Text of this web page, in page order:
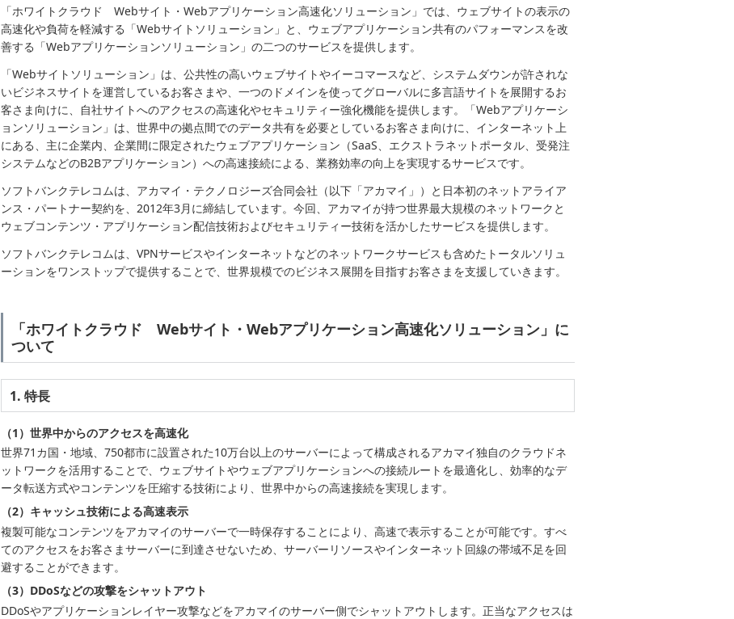
「ホワイトクラウド Webサイト・Webアプリケーション高速化ソリューション」では、ウェブサイトの表示の
高速化や負荷を軽減する「Webサイトソリューション」と、ウェブアプリケーション共有のパフォーマンスを改
善する「Webアプリケーションソリューション」の二つのサービスを提供します。
「Webサイトソリューション」は、公共性の高いウェブサイトやイーコマースなど、システムダウンが許されな
いビジネスサイトを運営しているお客さまや、一つのドメインを使ってグローバルに多言語サイトを展開するお
客さま向けに、自社サイトへのアクセスの高速化やセキュリティー強化機能を提供します。「Webアプリケーシ
ョンソリューション」は、世界中の拠点間でのデータ共有を必要としているお客さま向けに、インターネット上
にある、主に企業内、企業間に限定されたウェブアプリケーション（SaaS、エクストラネットポータル、受発注
システムなどのB2Bアプリケーション）への高速接続による、業務効率の向上を実現するサービスです。
ソフトバンクテレコムは、アカマイ・テクノロジーズ合同会社（以下「アカマイ」）と日本初のネットアライア
ンス・パートナー契約を、2012年3月に締結しています。今回、アカマイが持つ世界最大規模のネットワークと
ウェブコンテンツ・アプリケーション配信技術およびセキュリティー技術を活かしたサービスを提供します。
ソフトバンクテレコムは、VPNサービスやインターネットなどのネットワークサービスも含めたトータルソリュ
ーションをワンストップで提供することで、世界規模でのビジネス展開を目指すお客さまを支援していきます。
「ホワイトクラウド Webサイト・Webアプリケーション高速化ソリューション」に
ついて
1. 特長
（1）世界中からのアクセスを高速化
世界71カ国・地域、750都市に設置された10万台以上のサーバーによって構成されるアカマイ独自のクラウドネ
ットワークを活用することで、ウェブサイトやウェブアプリケーションへの接続ルートを最適化し、効率的なデ
ータ転送方式やコンテンツを圧縮する技術により、世界中からの高速接続を実現します。
（2）キャッシュ技術による高速表示
複製可能なコンテンツをアカマイのサーバーで一時保存することにより、高速で表示することが可能です。すべ
てのアクセスをお客さまサーバーに到達させないため、サーバーリソースやインターネット回線の帯域不足を回
避することができます。
（3）DDoSなどの攻撃をシャットアウト
DDoSやアプリケーションレイヤー攻撃などをアカマイのサーバー側でシャットアウトします。正当なアクセスは